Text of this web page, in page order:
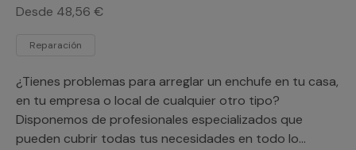
Desde 48,56 €
Reparación
¿Tienes problemas para arreglar un enchufe en tu casa,
en tu empresa o local de cualquier otro tipo?
Disponemos de profesionales especializados que
pueden cubrir todas tus necesidades en todo lo